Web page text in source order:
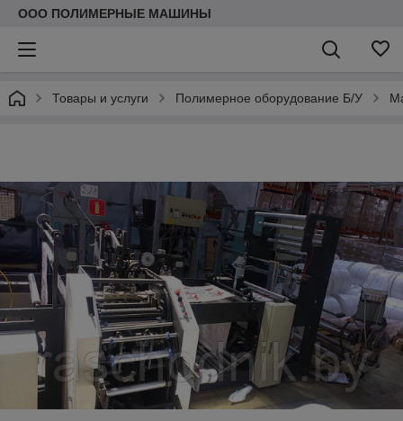
ООО ПОЛИМЕРНЫЕ МАШИНЫ
Товары и услуги Полимерное оборудование Б/У